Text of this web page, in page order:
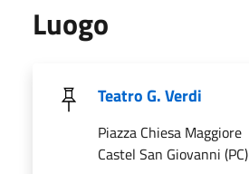
Luogo
Teatro G. Verdi
Piazza Chiesa Maggiore
Castel San Giovanni (PC)